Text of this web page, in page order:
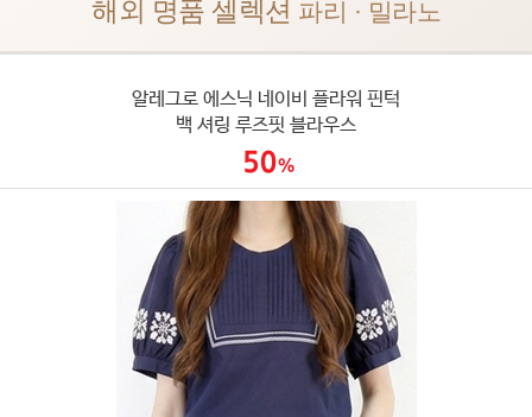
해외 명품 셀렉션 파리 · 밀라노
알레그로 에스닉 네이비 플라워 핀턱
백 셔링 루즈핏 블라우스